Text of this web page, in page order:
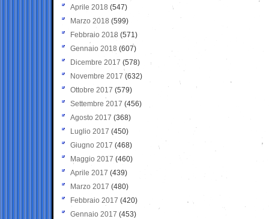
Aprile 2018 (547)
Marzo 2018 (599)
Febbraio 2018 (571)
Gennaio 2018 (607)
Dicembre 2017 (578)
Novembre 2017 (632)
Ottobre 2017 (579)
Settembre 2017 (456)
Agosto 2017 (368)
Luglio 2017 (450)
Giugno 2017 (468)
Maggio 2017 (460)
Aprile 2017 (439)
Marzo 2017 (480)
Febbraio 2017 (420)
Gennaio 2017 (453)